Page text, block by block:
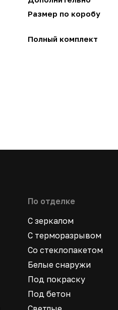
Размер по коробу
Полный комплект
По отделке
С зеркалом
С терморазрывом
Со стеклопакетом
Белые снаружи
Под покраску
Под бетон